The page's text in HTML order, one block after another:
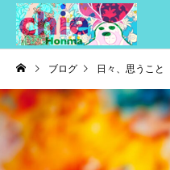
ブログ 日々、思うこと